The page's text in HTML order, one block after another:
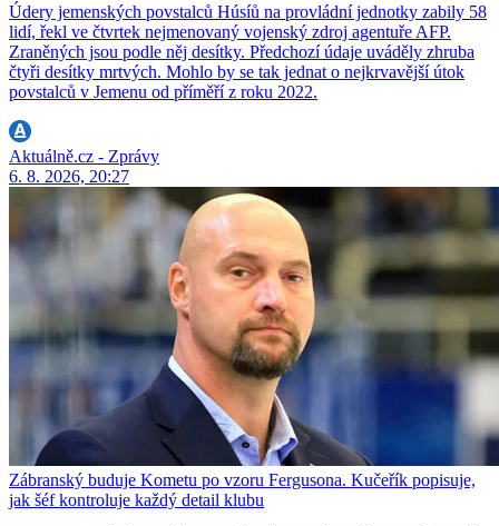
Údery jemenských povstalců Húsíů na provládní jednotky zabily 58
lidí, řekl ve čtvrtek nejmenovaný vojenský zdroj agentuře AFP.
Zraněných jsou podle něj desítky. Předchozí údaje uváděly zhruba
čtyři desítky mrtvých. Mohlo by se tak jednat o nejkrvavější útok
povstalců v Jemenu od příměří z roku 2022.
Aktuálně.cz - Zprávy
6. 8. 2026, 20:27
Zábranský buduje Kometu po vzoru Fergusona. Kučeřík popisuje,
jak šéf kontroluje každý detail klubu